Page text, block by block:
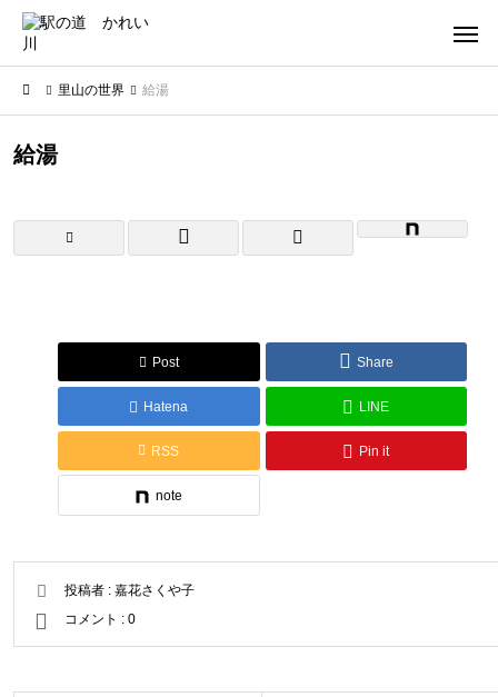
里山の世界 給湯
給湯
Post Share
Hatena LINE
RSS Pin it
note
投稿者 : 嘉花さくや子
コメント : 0